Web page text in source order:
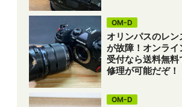
OM-D
オリンパスのレン
が故障！オンライ
受付なら送料無料
修理が可能だぞ！
OM-D